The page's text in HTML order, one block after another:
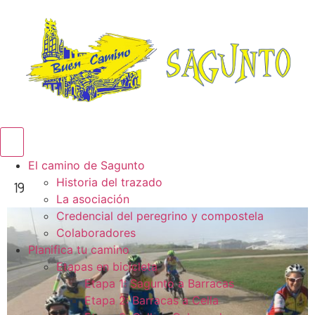
El camino de Sagunto
Historia del trazado
La asociación
Credencial del peregrino y compostela
Colaboradores
Planifica tu camino
Etapas en bicicleta
Etapa 1: Sagunto a Barracas
Etapa 2: Barracas a Cella
19